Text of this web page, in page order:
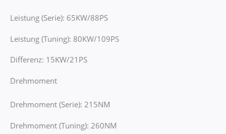
Leistung (Serie): 65KW/88PS
Leistung (Tuning): 80KW/109PS
Differenz: 15KW/21PS
Drehmoment
Drehmoment (Serie): 215NM
Drehmoment (Tuning): 260NM